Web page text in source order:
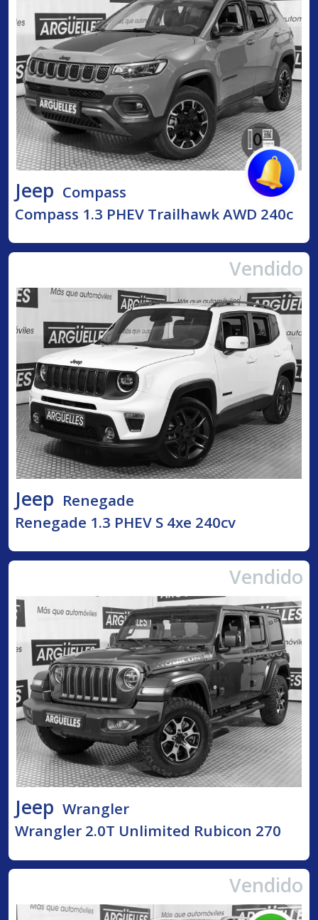
Jeep Compass
Compass 1.3 PHEV Trailhawk AWD 240c
Vendido
Jeep Renegade
Renegade 1.3 PHEV S 4xe 240cv
Vendido
Jeep Wrangler
Wrangler 2.0T Unlimited Rubicon 270
Vendido